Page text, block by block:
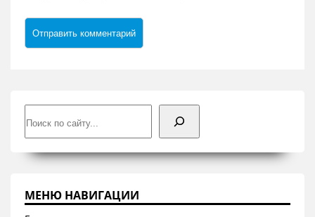
МЕНЮ НАВИГАЦИИ